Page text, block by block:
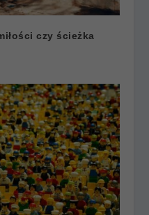
czy ścieżka